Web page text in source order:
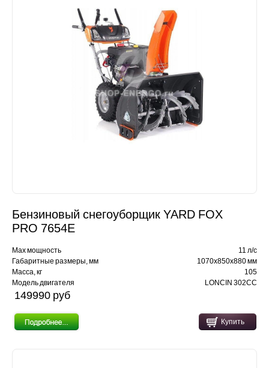
Бензиновый снегоуборщик YARD FOX
PRO 7654E
Max мощность
11 л/с
Габаритные размеры, мм
1070х850х880 мм
Масса, кг
105
Модель двигателя
LONCIN 302CC
149990 pуб
Купить